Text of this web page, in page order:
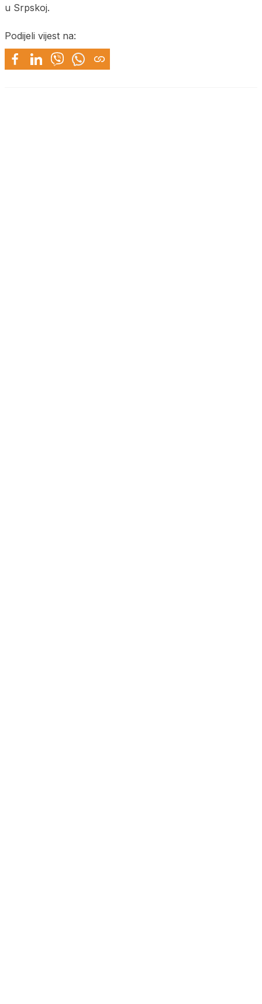
u Srpskoj.
Podijeli vijest na: